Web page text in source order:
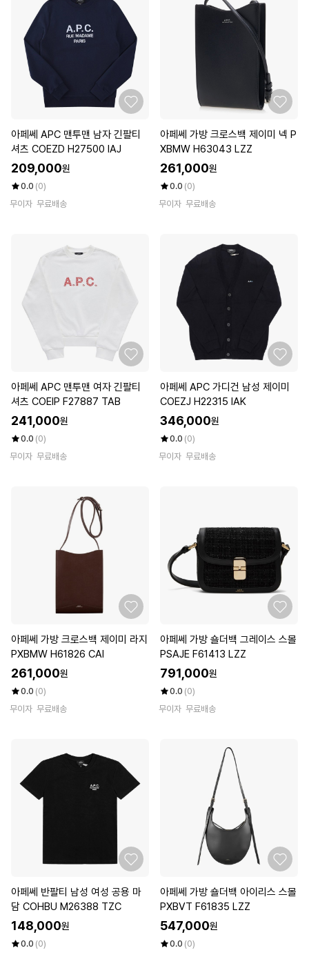
아페쎄 APC 맨투맨 남자 긴팔티
셔츠 COEZD H27500 IAJ
209,000원
0.0 (0)
무이자 무료배송
아페쎄 가방 크로스백 제이미 넥 P
XBMW H63043 LZZ
261,000원
0.0 (0)
무이자 무료배송
아페쎄 APC 맨투맨 여자 긴팔티
셔츠 COEIP F27887 TAB
241,000원
0.0 (0)
무이자 무료배송
아페쎄 APC 가디건 남성 제이미
COEZJ H22315 IAK
346,000원
0.0 (0)
무이자 무료배송
아페쎄 가방 크로스백 제이미 라지
PXBMW H61826 CAI
261,000원
0.0 (0)
무이자 무료배송
아페쎄 가방 숄더백 그레이스 스몰
PSAJE F61413 LZZ
791,000원
0.0 (0)
무이자 무료배송
아페쎄 반팔티 남성 여성 공용 마
담 COHBU M26388 TZC
148,000원
0.0 (0)
아페쎄 가방 숄더백 아이리스 스몰
PXBVT F61835 LZZ
547,000원
0.0 (0)